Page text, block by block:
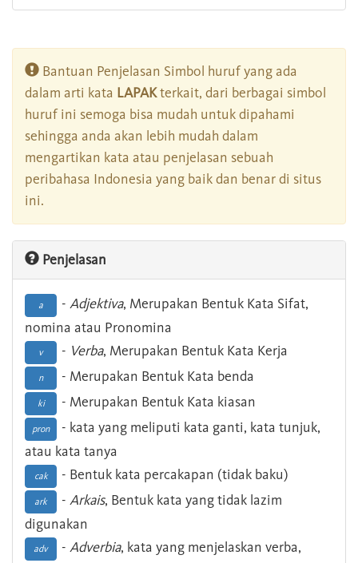
Bantuan Penjelasan Simbol huruf yang ada
dalam arti kata LAPAKterkait, dari berbagai simbol
huruf ini semoga bisa mudah untuk dipahami
sehingga anda akan lebih mudah dalam
mengartikan kata atau penjelasan sebuah
peribahasa Indonesia yang baik dan benar di situs
ini.
Penjelasan
a - Adjektiva, Merupakan Bentuk Kata Sifat,
nomina atau Pronomina
v - Verba, Merupakan Bentuk Kata Kerja
n - Merupakan Bentuk Kata benda
ki - Merupakan Bentuk Kata kiasan
pron
- kata yang meliputi kata ganti, kata tunjuk,
atau kata tanya
cak - Bentuk kata percakapan (tidak baku)
ark - Arkais, Bentuk kata yang tidak lazim
digunakan
adv - Adverbia, kata yang menjelaskan verba,